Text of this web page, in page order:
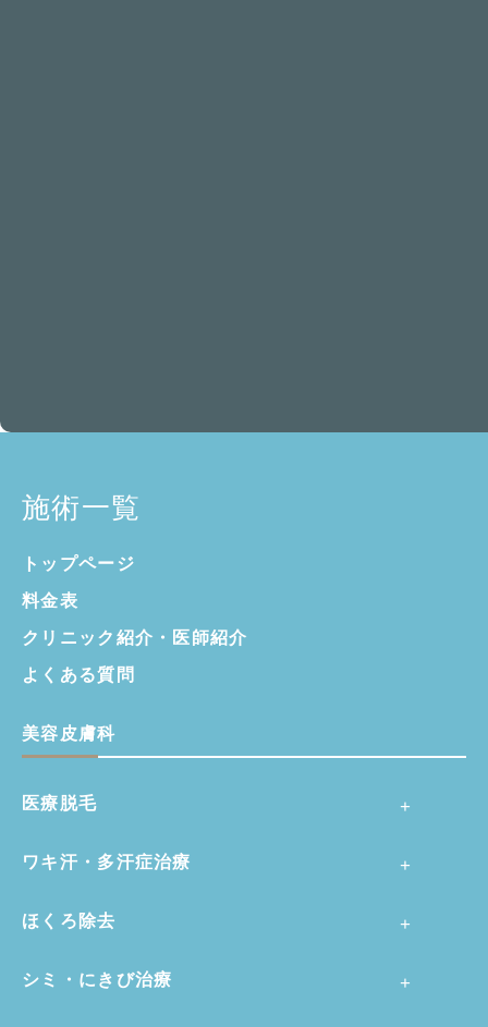
施術一覧
トップページ
料金表
クリニック紹介・ 医師紹介
よくある質問
美容皮膚科
医療脱毛
ワキ汗・多汗症治療
ほくろ除去
シミ・にきび治療